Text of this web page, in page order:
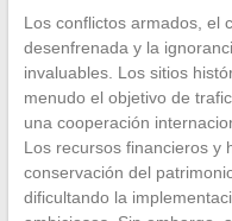
Los conflictos armados, el
desenfrenada y la
invaluables. Los sitios
menudo el objetivo de
una cooperación
Los recursos financieros y
conservación del
dificultando la